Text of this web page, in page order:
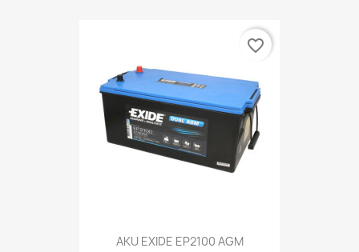
AKU EXIDE EP2100 AGM
favorite_border